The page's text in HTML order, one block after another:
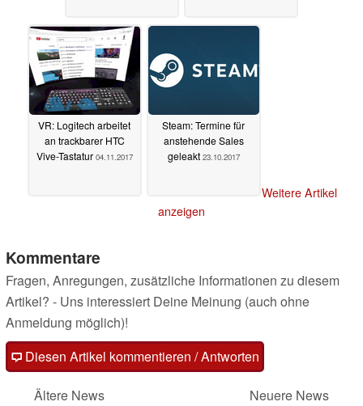
VR: Logitech arbeitet
an trackbarer HTC
Vive-Tastatur 04.11.2017
Steam: Termine für
anstehende Sales
geleakt 23.10.2017
Weitere Artikel
anzeigen
Kommentare
Fragen, Anregungen, zusätzliche Informationen zu diesem
Artikel? - Uns interessiert Deine Meinung (auch ohne
Anmeldung möglich)!
Diesen Artikel kommentieren / Antworten
Ältere News
Neuere News